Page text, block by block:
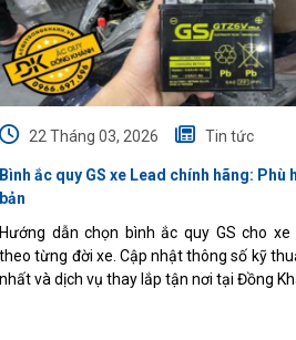
22 Tháng 03, 2026 Tin tức
Bình ắc quy GS xe Lead chính hãng: Phù
bản
Hướng dẫn chọn bình ắc quy GS cho xe
theo từng đời xe. Cập nhật thông số kỹ
nhất và dịch vụ thay lắp tận nơi tại Đồng